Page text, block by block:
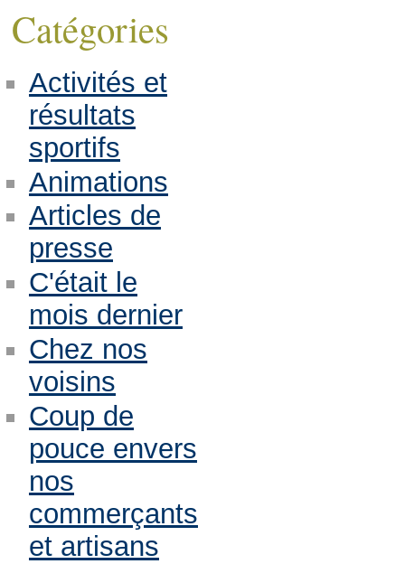
Catégories
Activités et
résultats
sportifs
Animations
Articles de
presse
C'était le
mois dernier
Chez nos
voisins
Coup de
pouce envers
nos
commerçants
et artisans